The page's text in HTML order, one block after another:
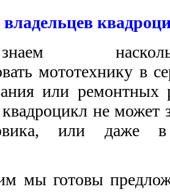
мототехнику в
или ремонтных
не может
или даже в
мы готовы